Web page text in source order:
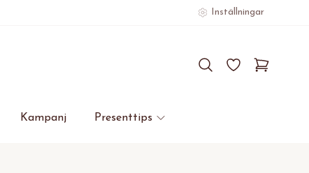
Inställningar
Kampanj Presenttips